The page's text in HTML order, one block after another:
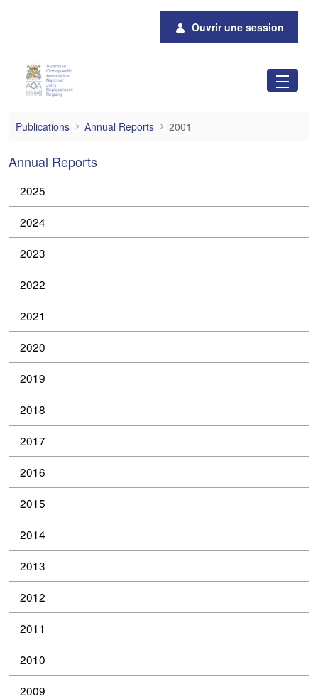
Ouvrir une session
2001
Publications Annual Reports 2001
Annual Reports
2025
2024
2023
2022
2021
2020
2019
2018
2017
2016
2015
2014
2013
2012
2011
2010
2009